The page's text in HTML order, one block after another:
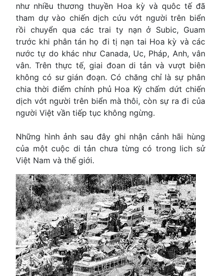
như nhiều thương thuyền Hoa kỳ và quôc tế đã
tham dự vào chiến dịch cứu vớt người trên biển
rồi chuyển qua các trai ty nạn ở Subic, Guam
trước khi phân tán họ đi tị nạn tai Hoa kỳ và các
nước tự do khác như Canada, Uc, Pháp, Anh, vân
vân. Trên thực tế, giai đoan di tản và vượt biên
không có sư gián đoạn. Có chăng chỉ là sự phân
chia thời điểm chính phủ Hoa Kỳ chấm dứt chiến
dịch vớt người trên biển mà thôi, còn sự ra đi của
người Việt vần tiếp tục không ngừng.
Những hình ảnh sau đây ghi nhận cảnh hãi hùng
của một cuộc di tản chưa từng có trong lich sử
Việt Nam và thế giới.